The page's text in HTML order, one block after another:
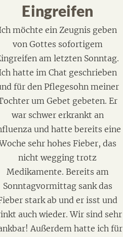
Eingreifen
möchte ein Zeugnis geben
von Gottes sofortigem
am letzten Sonntag.
hatte im Chat geschrieben
für den Pflegesohn meiner
um Gebet gebeten. Er
war schwer erkrankt an
und hatte bereits eine
sehr hohes Fieber, das
nicht wegging trotz
Medikamente. Bereits am
Sonntagvormittag sank das
stark ab und er isst und
auch wieder. Wir sind sehr
Außerdem hatte ich für